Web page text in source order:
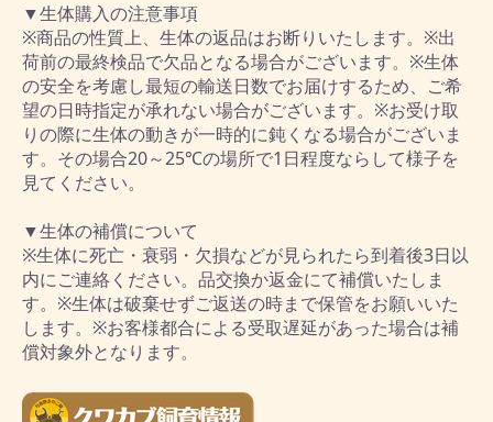
▼生体購入の注意事項
※商品の性質上、生体の返品はお断りいたします。※出
荷前の最終検品で欠品となる場合がございます。※生体
の安全を考慮し最短の輸送日数でお届けするため、ご希
望の日時指定が承れない場合がございます。※お受け取
りの際に生体の動きが一時的に鈍くなる場合がございま
す。その場合20～25℃の場所で1日程度ならして様子を
見てください。
▼生体の補償について
※生体に死亡・衰弱・欠損などが見られたら到着後3日以
内にご連絡ください。品交換か返金にて補償いたしま
す。※生体は破棄せずご返送の時まで保管をお願いいた
します。※お客様都合による受取遅延があった場合は補
償対象外となります。